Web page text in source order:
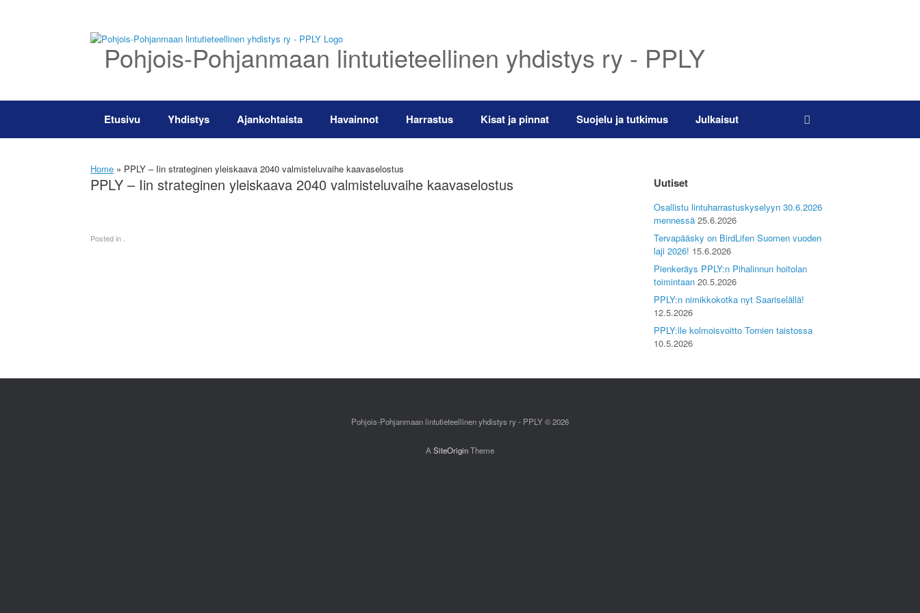
Pohjois-Pohjanmaan lintutieteellinen yhdistys ry - PPLY
Etusivu Yhdistys Ajankohtaista Havainnot Harrastus Kisat ja pinnat Suojelu ja tutkimus Julkaisut
Home » PPLY – Iin strateginen yleiskaava 2040 valmisteluvaihe kaavaselostus
PPLY – Iin strateginen yleiskaava 2040 valmisteluvaihe kaavaselostus
Posted in .
Uutiset
Osallistu lintuharrastuskyselyyn 30.6.2026
mennessä 25.6.2026
Tervapääsky on BirdLifen Suomen vuoden
laji 2026! 15.6.2026
Pienkeräys PPLY:n Pihalinnun hoitolan
toimintaan 20.5.2026
PPLY:n nimikkokotka nyt Saariselällä!
12.5.2026
PPLY:lle kolmoisvoitto Tornien taistossa
10.5.2026
Pohjois-Pohjanmaan lintutieteellinen yhdistys ry - PPLY © 2026
A SiteOriginTheme